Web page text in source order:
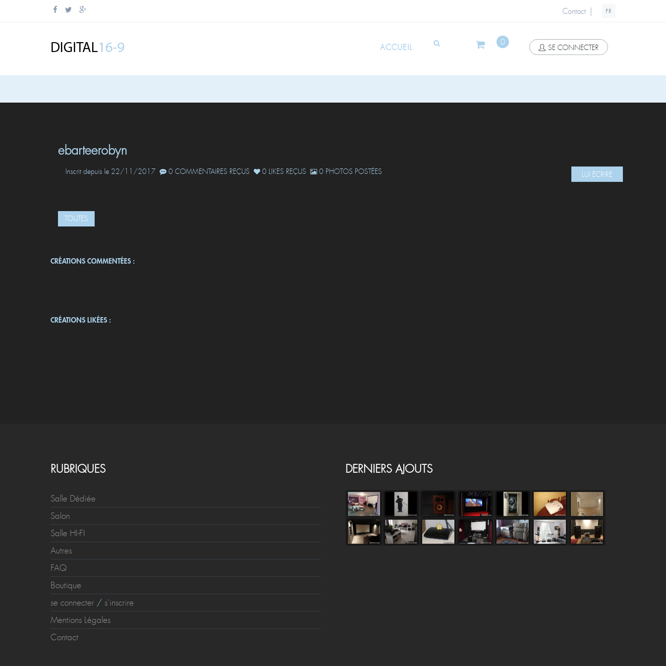
Contact | FR
ACCUEIL
0
SE CONNECTER
ebarteerobyn
Inscrit depuis le 22/11/2017 0 COMMENTAIRES REÇUS 0 LIKES REÇUS 0 PHOTOS POSTÉES LUI ÉCRIRE
TOUTES
CRÉATIONS COMMENTÉES :
CRÉATIONS LIKÉES :
RUBRIQUES
Salle Dédiée
Salon
Salle HI-FI
Autres
FAQ
Boutique
se connecter / s'inscrire
Mentions Légales
Contact
DERNIERS AJOUTS